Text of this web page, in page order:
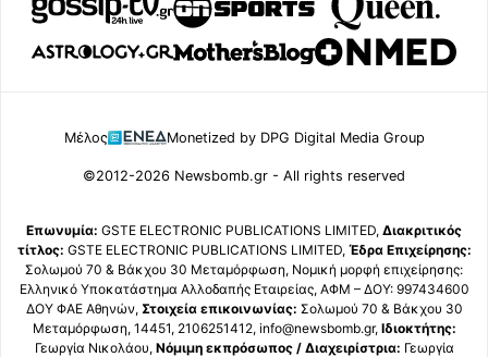
Μέλος Monetized by DPG Digital Media Group
©2012-2026 Newsbomb.gr - All rights reserved
Επωνυμία: GSTE ELECTRONIC PUBLICATIONS LIMITED, Διακριτικός
τίτλος: GSTE ELECTRONIC PUBLICATIONS LIMITED, Έδρα Επιχείρησης:
Σολωμού 70 & Βάκχου 30 Μεταμόρφωση, Νομική μορφή επιχείρησης:
Ελληνικό Υποκατάστημα Αλλοδαπής Εταιρείας, ΑΦΜ – ΔΟΥ: 997434600
ΔΟΥ ΦΑΕ Αθηνών, Στοιχεία επικοινωνίας: Σολωμού 70 & Βάκχου 30
Μεταμόρφωση, 14451, 2106251412, info@newsbomb.gr, Ιδιοκτήτης:
Γεωργία Νικολάου, Νόμιμη εκπρόσωπος / Διαχειρίστρια: Γεωργία